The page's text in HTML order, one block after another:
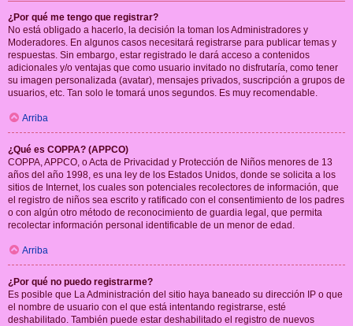
¿Por qué me tengo que registrar?
No está obligado a hacerlo, la decisión la toman los Administradores y
Moderadores. En algunos casos necesitará registrarse para publicar temas y
respuestas. Sin embargo, estar registrado le dará acceso a contenidos
adicionales y/o ventajas que como usuario invitado no disfrutaría, como tener
su imagen personalizada (avatar), mensajes privados, suscripción a grupos de
usuarios, etc. Tan solo le tomará unos segundos. Es muy recomendable.
Arriba
¿Qué es COPPA? (APPCO)
COPPA, APPCO, o Acta de Privacidad y Protección de Niños menores de 13
años del año 1998, es una ley de los Estados Unidos, donde se solicita a los
sitios de Internet, los cuales son potenciales recolectores de información, que
el registro de niños sea escrito y ratificado con el consentimiento de los padres
o con algún otro método de reconocimiento de guardia legal, que permita
recolectar información personal identificable de un menor de edad.
Arriba
¿Por qué no puedo registrarme?
Es posible que La Administración del sitio haya baneado su dirección IP o que
el nombre de usuario con el que está intentando registrarse, esté
deshabilitado. También puede estar deshabilitado el registro de nuevos